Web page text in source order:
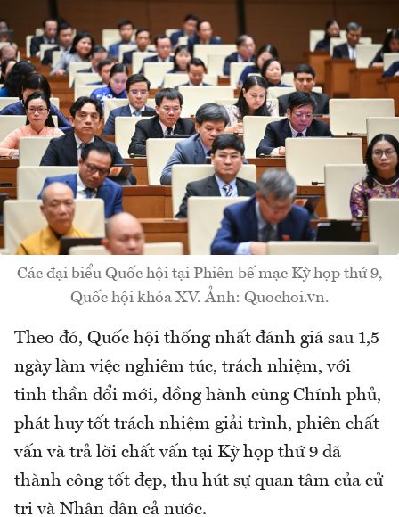
Các đại biểu Quốc hội tại Phiên bế mạc Kỳ họp thứ 9,
Quốc hội khóa XV. Ảnh: Quochoi.vn.
Theo đó, Quốc hội thống nhất đánh giá sau 1,5
ngày làm việc nghiêm túc, trách nhiệm, với
tinh thần đổi mới, đồng hành cùng Chính phủ,
phát huy tốt trách nhiệm giải trình, phiên chất
vấn và trả lời chất vấn tại Kỳ họp thứ 9 đã
thành công tốt đẹp, thu hút sự quan tâm của cử
tri và Nhân dân cả nước.